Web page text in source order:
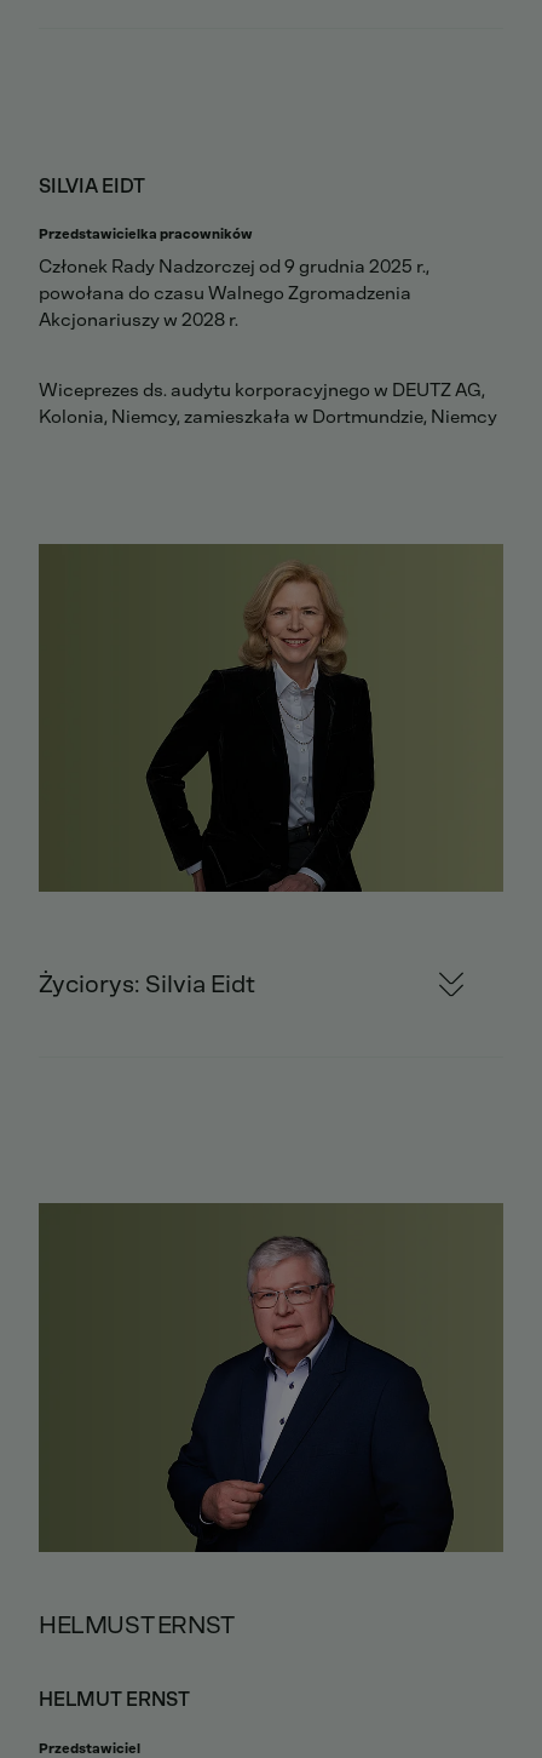
SILVIA EIDT
Przedstawicielka pracowników
Członek Rady Nadzorczej od 9 grudnia 2025 r.,
powołana do czasu Walnego Zgromadzenia
Akcjonariuszy w 2028 r.
Wiceprezes ds. audytu korporacyjnego w DEUTZ AG,
Kolonia, Niemcy, zamieszkała w Dortmundzie, Niemcy
Życiorys: Silvia Eidt
HELMUST ERNST
HELMUT ERNST
Przedstawiciel